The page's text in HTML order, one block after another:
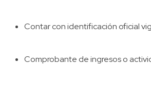
Contar con identificación oficial
Comprobante de ingresos o